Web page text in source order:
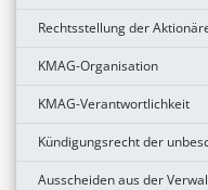
Rechtsstellung der
KMAG-Organisation
KMAG-Verantwortlichkeit
Kündigungsrecht der
Ausscheiden aus der